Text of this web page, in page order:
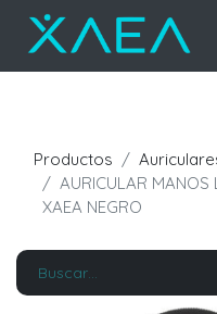
Productos
AURICULAR MANOS
XAEA NEGRO